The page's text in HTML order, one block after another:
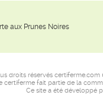
aux Prunes Noires
droits réservés certiferme.com
certiferme fait partie de la
Ce site a été développé